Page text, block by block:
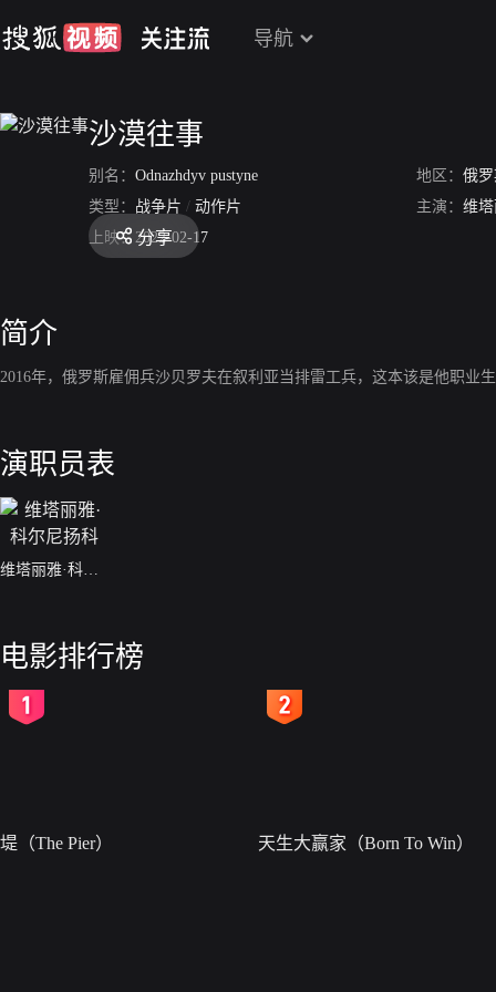
导航
沙漠往事
别名： Odnazhdyv pustyne 地区： 俄
类型： 战争片 / 动作片 主演： 维
上映： 2022-02-17
分享
简介
2016年，俄罗斯雇佣兵沙贝罗夫在叙利亚当排雷工兵，这本该是他职
演职员表
维塔丽雅·科尔尼扬科
电影排行榜
堤（The Pier） 天生大赢家（Born To Win）